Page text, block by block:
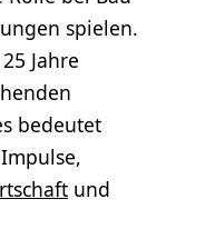
spielen.
Jahre
bedeutet
und